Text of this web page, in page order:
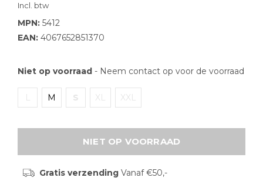
Incl. btw
MPN: 5412
EAN: 4067652851370
Niet op voorraad - Neem contact op voor de voorraad
L M S XL XXL
NIET OP VOORRAAD
Gratis verzendingVanaf €50,-